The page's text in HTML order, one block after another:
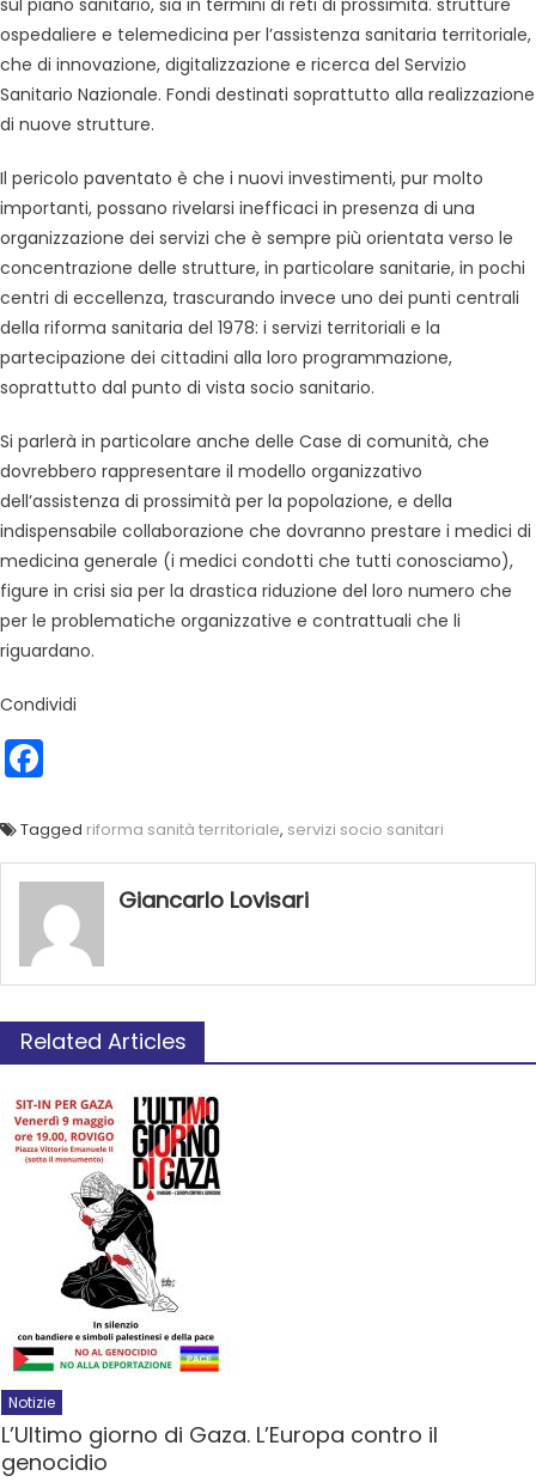
sul piano sanitario, sia in termini di reti di prossimità. strutture
ospedaliere e telemedicina per l’assistenza sanitaria territoriale,
che di innovazione, digitalizzazione e ricerca del Servizio
Sanitario Nazionale. Fondi destinati soprattutto alla realizzazione
di nuove strutture.
Il pericolo paventato è che i nuovi investimenti, pur molto
importanti, possano rivelarsi inefficaci in presenza di una
organizzazione dei servizi che è sempre più orientata verso le
concentrazione delle strutture, in particolare sanitarie, in pochi
centri di eccellenza, trascurando invece uno dei punti centrali
della riforma sanitaria del 1978: i servizi territoriali e la
partecipazione dei cittadini alla loro programmazione,
soprattutto dal punto di vista socio sanitario.
Si parlerà in particolare anche delle Case di comunità, che
dovrebbero rappresentare il modello organizzativo
dell’assistenza di prossimità per la popolazione, e della
indispensabile collaborazione che dovranno prestare i medici di
medicina generale (i medici condotti che tutti conosciamo),
figure in crisi sia per la drastica riduzione del loro numero che
per le problematiche organizzative e contrattuali che li
riguardano.
Condividi
Tagged riforma sanità territoriale, servizi socio sanitari
Giancarlo Lovisari
Related Articles
Notizie
L’Ultimo giorno di Gaza. L’Europa contro il
genocidio